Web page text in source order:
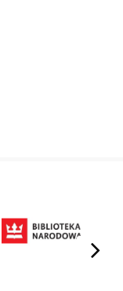
next